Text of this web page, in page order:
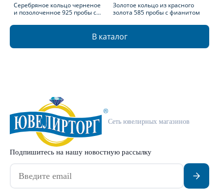
Серебряное кольцо черненое
и позолоченное 925 пробы с
Золотое кольцо из красного
золота 585 пробы с фианитом
В каталог
Сеть ювелирных магазинов
Подпишитесь на нашу новостную рассылку